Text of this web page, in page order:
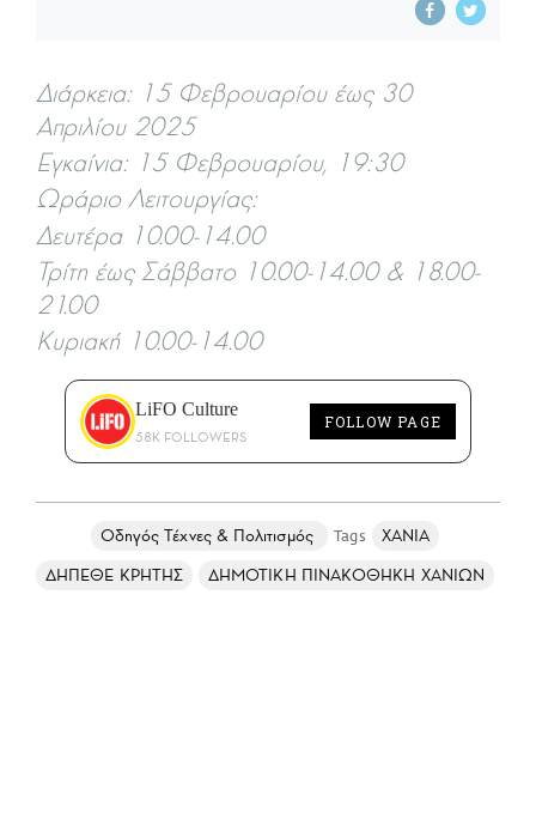
Διάρκεια: 15 Φεβρουαρίου έως 30
Απριλίου 2025
Εγκαίνια: 15 Φεβρουαρίου, 19:30
Ωράριο Λειτουργίας:
Δευτέρα 10.00-14.00
Τρίτη έως Σάββατο 10.00-14.00 & 18.00-
21.00
Κυριακή 10.00-14.00
LiFO Culture
58K FOLLOWERS
FOLLOW PAGE
Οδηγός Τέχνες & Πολιτισμός
ΧΑΝΙΑ
ΔΗΠΕΘΕ ΚΡΗΤΗΣ
ΔΗΜΟΤΙΚΗ ΠΙΝΑΚΟΘΗΚΗ ΧΑΝΙΩΝ